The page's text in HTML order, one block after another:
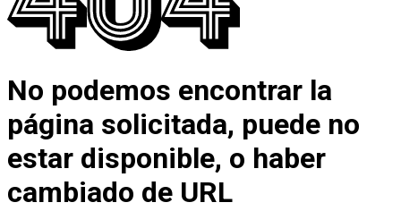
No podemos encontrar la
página solicitada, puede no
estar disponible, o haber
cambiado de URL